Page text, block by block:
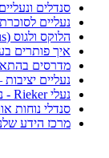
סנדלים
נעליים
הלוקס ולגוס (hallux valgus)
איך פותרים
מדרסים
נעליים
נעלי Rieker - נוחות גרמנית אמיתית שפוגשת את היומיום הישראלי
סנדלי נוחות
מרכז הידע